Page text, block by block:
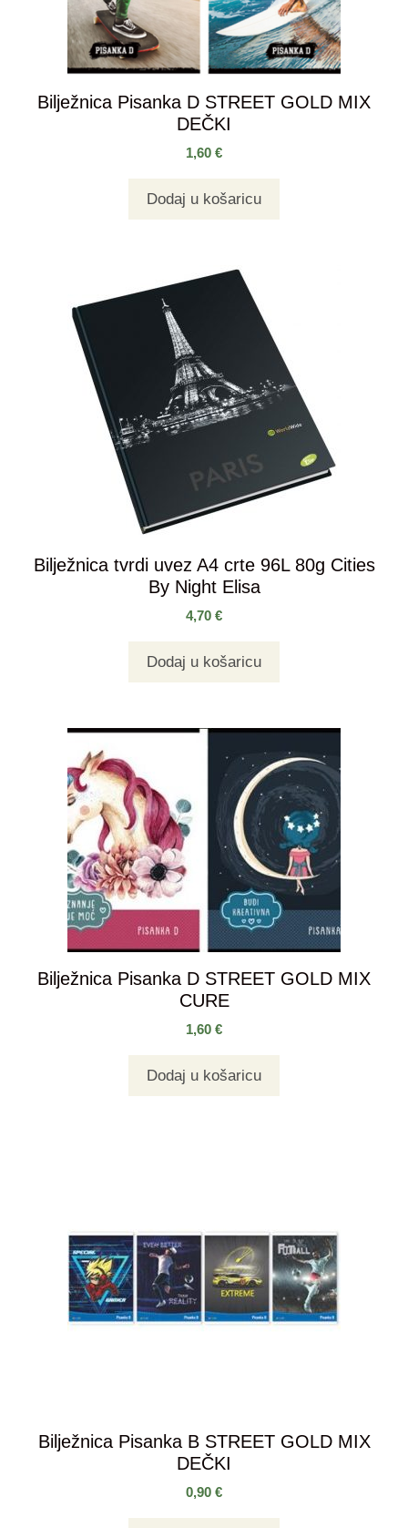
Bilježnica Pisanka D STREET GOLD MIX
DEČKI
1,60 €
Dodaj u košaricu
Bilježnica tvrdi uvez A4 crte 96L 80g Cities
By Night Elisa
4,70 €
Dodaj u košaricu
Bilježnica Pisanka D STREET GOLD MIX
CURE
1,60 €
Dodaj u košaricu
Bilježnica Pisanka B STREET GOLD MIX
DEČKI
0,90 €